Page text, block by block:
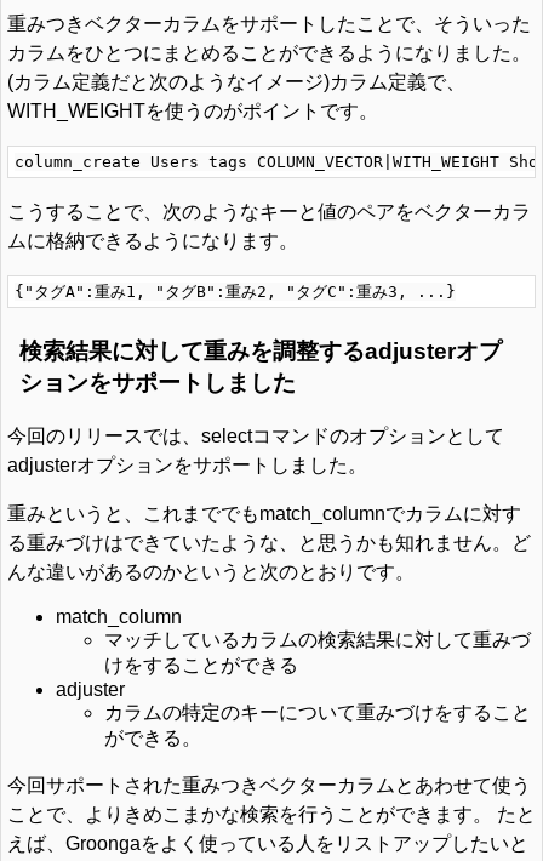
重みつきベクターカラムをサポートしたことで、そういった
カラムをひとつにまとめることができるようになりました。
(カラム定義だと次のようなイメージ)カラム定義で、
WITH_WEIGHTを使うのがポイントです。
こうすることで、次のようなキーと値のペアをベクターカラ
ムに格納できるようになります。
検索結果に対して重みを調整するadjusterオプ
ションをサポートしました
今回のリリースでは、selectコマンドのオプションとして
adjusterオプションをサポートしました。
重みというと、これまででもmatch_columnでカラムに対す
る重みづけはできていたような、と思うかも知れません。ど
んな違いがあるのかというと次のとおりです。
match_column
マッチしているカラムの検索結果に対して重みづ
けをすることができる
adjuster
カラムの特定のキーについて重みづけをすること
ができる。
今回サポートされた重みつきベクターカラムとあわせて使う
ことで、よりきめこまかな検索を行うことができます。 たと
えば、Groongaをよく使っている人をリストアップしたいと